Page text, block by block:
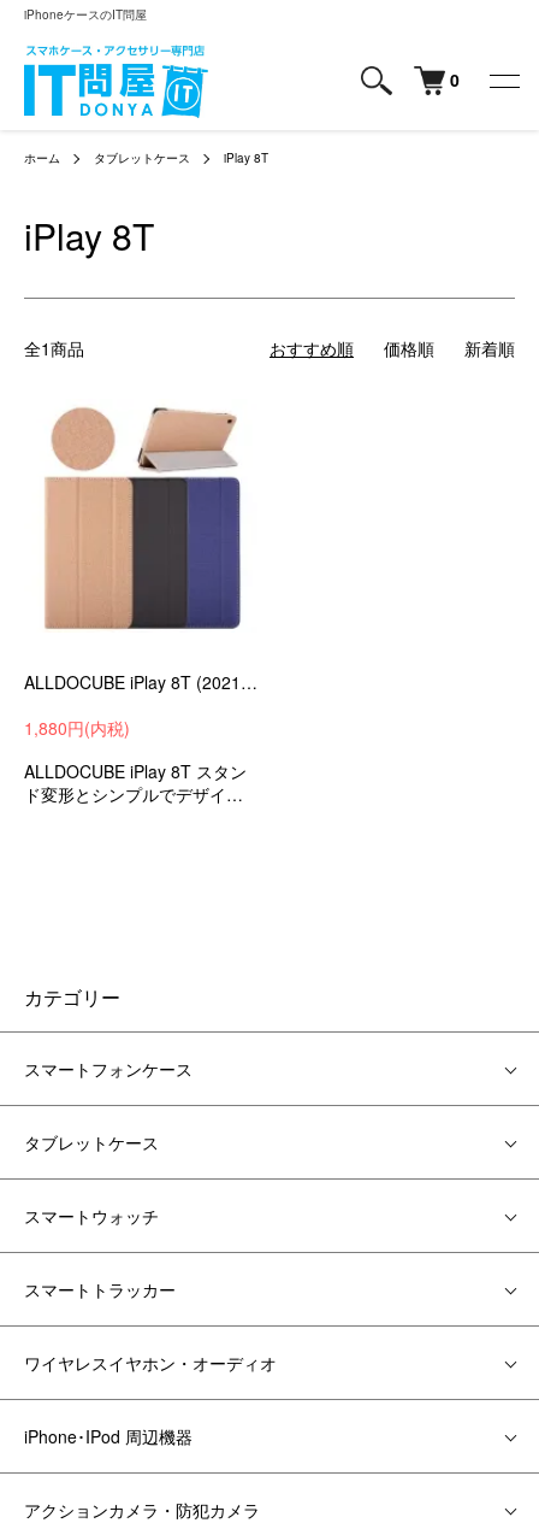
iPhoneケースのIT問屋
0
ホーム タブレットケース iPlay 8T
iPlay 8T
全1商品 おすすめ順 価格順 新着順
ALLDOCUBE iPlay 8T (2021モデル)8インチ ケース/カバー 衝撃吸収 スタンド機能 手帳 レザーシンプル 手帳型 かわいいケース
1,880円(内税)
ALLDOCUBE iPlay 8T スタン
ド変形とシンプルでデザイン
カテゴリー
スマートフォンケース
タブレットケース
スマートウォッチ
スマートトラッカー
ワイヤレスイヤホン・オーディオ
iPhone･IPod 周辺機器
アクションカメラ・防犯カメラ